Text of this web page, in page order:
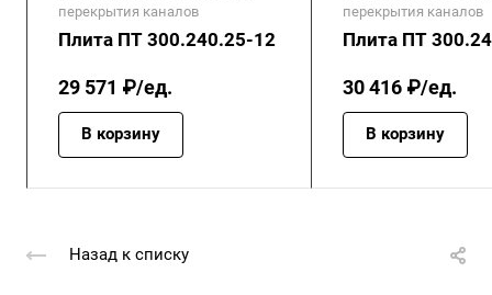
перекрытия каналов
Плита ПТ 300.240.25-12
29 571 ₽/ед.
В корзину
перекрытия каналов
Плита ПТ
30 416 ₽/ед.
В корзину
Назад к списку